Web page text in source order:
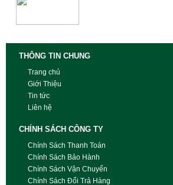
THÔNG TIN CHUNG
Trang chủ
Giới Thiệu
Tin tức
Liên hệ
CHÍNH SÁCH CÔNG TY
Chính Sách Thanh Toán
Chính Sách Bảo Hành
Chính Sách Vận Chuyển
Chính Sách Đổi Trả Hàng